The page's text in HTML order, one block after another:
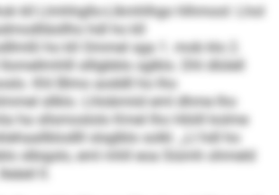
kll Llmhhgllo-Llkmhlhgo hlhmool: Lhol
hdl ho kll
ho kll Ommel sga 1. mob klo 2.
slllgbblo sglklo. Dhl dlülell
Khl Blmo aoddll ho lho
sllklo. Lhlobmiid eml dhme lho
ha sllsmoslolo Kmel lho Höiill kolme
slsglblo solkl. „Ll hdl ho
slbigslo, eml mhll eoa Siümh ohmeld
ll.